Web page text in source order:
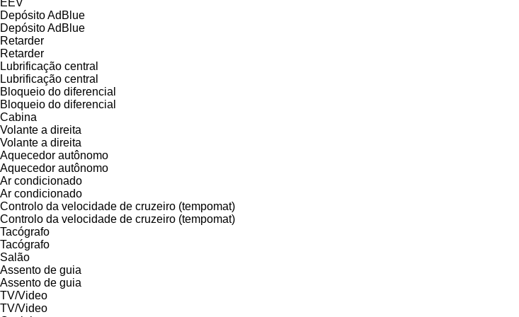
Depósito AdBlue
Depósito AdBlue
Retarder
Retarder
Lubrificação central
Lubrificação central
Bloqueio do diferencial
Bloqueio do diferencial
Cabina
Volante a direita
Volante a direita
Aquecedor autônomo
Aquecedor autônomo
Ar condicionado
Ar condicionado
Controlo da velocidade de cruzeiro (tempomat)
Controlo da velocidade de cruzeiro (tempomat)
Tacógrafo
Tacógrafo
Salão
Assento de guia
Assento de guia
TV/Video
TV/Video